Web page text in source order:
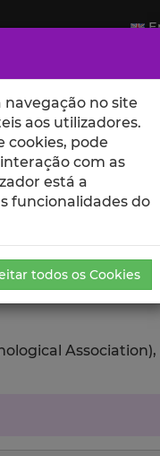
no site
aos utilizadores.
cookies, pode
com as
está a
funcionalidades do
todos os Cookies